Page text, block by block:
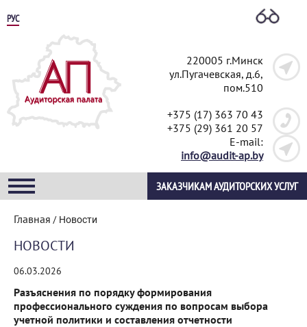
РУС
220005 г.Минск
ул.Пугачевская, д.6,
пом.510
+375 (17) 363 70 43
+375 (29) 361 20 57
E-mail:
info@audit-ap.by
ЗАКАЗЧИКАМ АУДИТОРСКИХ УСЛУГ
Главная / Новости
НОВОСТИ
06.03.2026
Разъяснения по порядку формирования
профессионального суждения по вопросам выбора
учетной политики и составления отчетности